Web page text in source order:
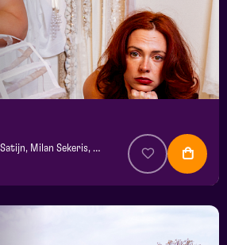
Club Lam met Ayla Çekin Satijn, Milan Sekeris, Dic van Duin, Jean-Baptiste Rey e.a.